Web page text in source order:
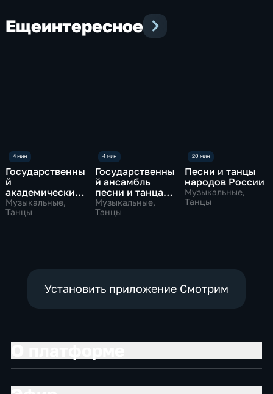
Ещеинтересное
Государственны
й
академический
ансамбль
народного танца
Музыкальные,
Танцы
Государственны
й ансамбль
песни и танца
Республики
Татарстан
Музыкальные,
Танцы
Песни и танцы
народов России
Музыкальные,
Танцы
Установить приложение Смотрим